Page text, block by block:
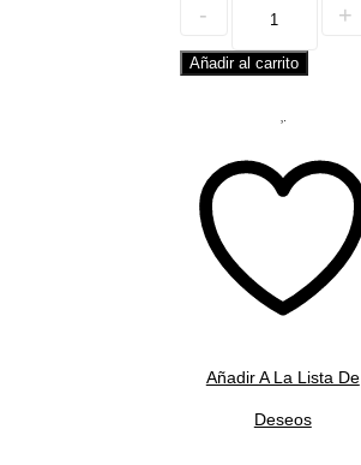
Añadir al carrito
Añadir A La Lista De
Deseos